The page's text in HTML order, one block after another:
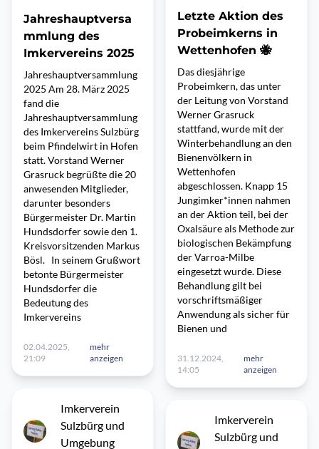
Jahreshauptversa
mmlung des
Imkervereins 2025
Jahreshauptversammlung
2025 Am 28. März 2025
fand die
Jahreshauptversammlung
des Imkervereins Sulzbürg
beim Pfindelwirt in Hofen
statt. Vorstand Werner
Grasruck begrüßte die 20
anwesenden Mitglieder,
darunter besonders
Bürgermeister Dr. Martin
Hundsdorfer sowie den 1.
Kreisvorsitzenden Markus
Bösl. In seinem Grußwort
betonte Bürgermeister
Hundsdorfer die
Bedeutung des
Imkervereins
02.04.2025,
21:09
mehr
anzeigen
Imkerverein
Sulzbürg und
Umgebung
Letzte Aktion des
Probeimkerns in
Wettenhofen 🐝
Das diesjährige
Probeimkern, das unter
der Leitung von Vorstand
Werner Grasruck
stattfand, wurde mit der
Winterbehandlung an den
Bienenvölkern in
Wettenhofen
abgeschlossen. Knapp 15
Jungimker*innen nahmen
an der Aktion teil, bei der
Oxalsäure als Methode zur
biologischen Bekämpfung
der Varroa-Milbe
eingesetzt wurde. Diese
Behandlung gilt bei
vorschriftsmäßiger
Anwendung als sicher für
Bienen und
31.12.2024,
14:05
mehr
anzeigen
Imkerverein
Sulzbürg und